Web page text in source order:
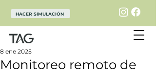
HACER SIMULACIÓN
Monitoreo remoto de
8 ene 2025